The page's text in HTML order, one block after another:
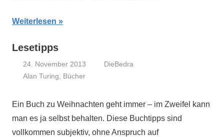
Weiterlesen
Lesetipps
24. November 2013
DieBedra
Alan Turing
Bücher
Ein Buch zu Weihnachten geht immer – im Zweifel kann
man es ja selbst behalten. Diese Buchtipps sind
vollkommen subjektiv, ohne Anspruch auf